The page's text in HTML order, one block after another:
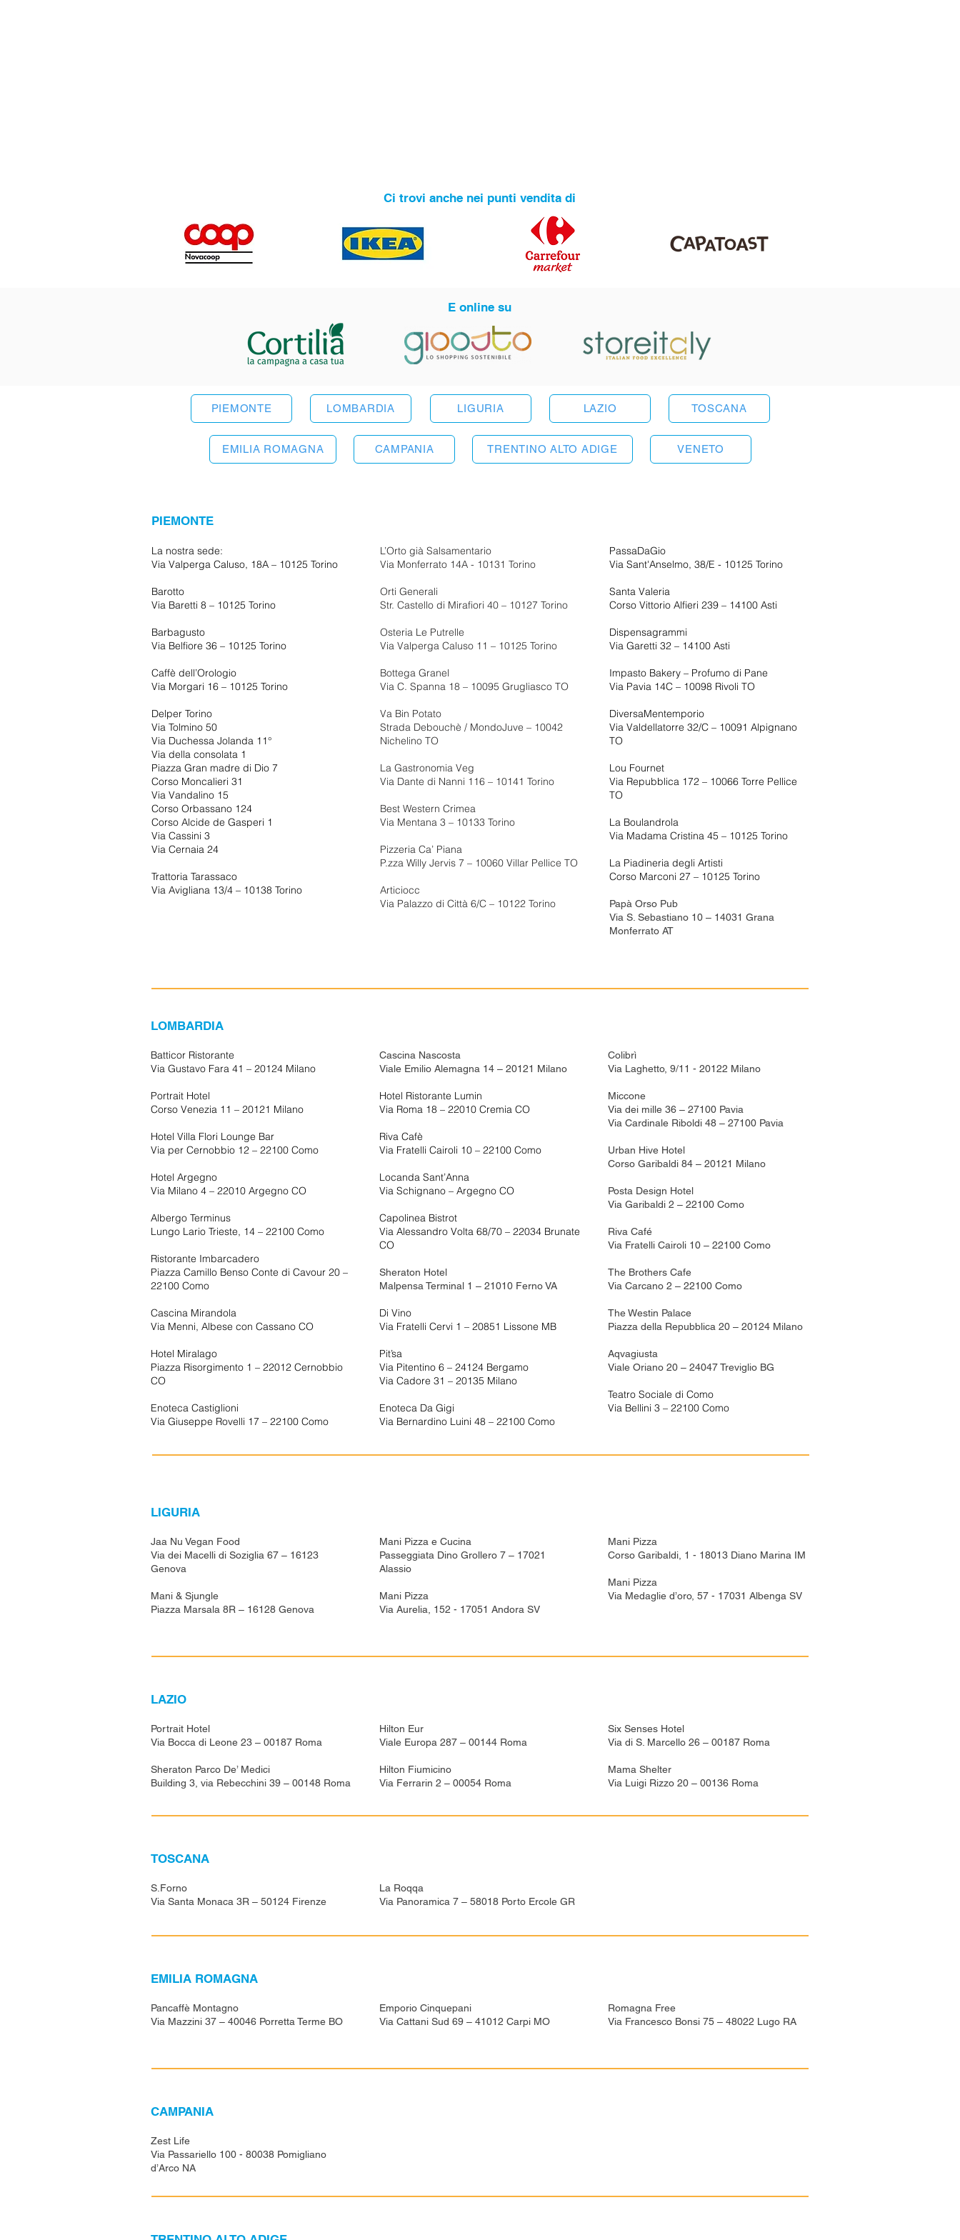
Ci trovi anche nei punti vendita di
E online su
PIEMONTE LOMBARDIA LIGURIA LAZIO TOSCANA
EMILIA ROMAGNA CAMPANIA TRENTINO ALTO ADIGE VENETO
PIEMONTE
La nostra sede:
Via Valperga Caluso, 18A – 10125 Torino
Barotto
Via Baretti 8 – 10125 Torino
Barbagusto
Via Belfiore 36 – 10125 Torino
Caffè dell’Orologio
Via Morgari 16 – 10125 Torino
Delper Torino
Via Tolmino 50
Via Duchessa Jolanda 11°
Via della consolata 1
Piazza Gran madre di Dio 7
Corso Moncalieri 31
Via Vandalino 15
Corso Orbassano 124
Corso Alcide de Gasperi 1
Via Cassini 3
Via Cernaia 24
Trattoria Tarassaco
Via Avigliana 13/4 – 10138 Torino
L’Orto già Salsamentario
Via Monferrato 14A - 10131 Torino
Orti Generali
Str. Castello di Mirafiori 40 – 10127 Torino
Osteria Le Putrelle
Via Valperga Caluso 11 – 10125 Torino
Bottega Granel
Via C. Spanna 18 – 10095 Grugliasco TO
Va Bin Potato
Strada Debouchè / MondoJuve – 10042
Nichelino TO
La Gastronomia Veg
Via Dante di Nanni 116 – 10141 Torino
Best Western Crimea
Via Mentana 3 – 10133 Torino
Pizzeria Ca’ Piana
P.zza Willy Jervis 7 – 10060 Villar Pellice TO
Articiocc
Via Palazzo di Città 6/C – 10122 Torino
PassaDaGio
Via Sant'Anselmo, 38/E - 10125 Torino
Santa Valeria
Corso Vittorio Alfieri 239 – 14100 Asti
Dispensagrammi
Via Garetti 32 – 14100 Asti
Impasto Bakery – Profumo di Pane
Via Pavia 14C – 10098 Rivoli TO
DiversaMentemporio
Via Valdellatorre 32/C – 10091 Alpignano
TO
Lou Fournet
Via Repubblica 172 – 10066 Torre Pellice
TO
La Boulandrola
Via Madama Cristina 45 – 10125 Torino
La Piadineria degli Artisti
Corso Marconi 27 – 10125 Torino
Papà Orso Pub
Via S. Sebastiano 10 – 14031 Grana
Monferrato AT
LOMBARDIA
Batticor Ristorante
Via Gustavo Fara 41 – 20124 Milano
Portrait Hotel
Corso Venezia 11 – 20121 Milano
Hotel Villa Flori Lounge Bar
Via per Cernobbio 12 – 22100 Como
Hotel Argegno
Via Milano 4 – 22010 Argegno CO
Albergo Terminus
Lungo Lario Trieste, 14 – 22100 Como
Ristorante Imbarcadero
Piazza Camillo Benso Conte di Cavour 20 –
22100 Como
Cascina Mirandola
Via Menni, Albese con Cassano CO
Hotel Miralago
Piazza Risorgimento 1 – 22012 Cernobbio
CO
Enoteca Castiglioni
Via Giuseppe Rovelli 17 – 22100 Como
Cascina Nascosta
Viale Emilio Alemagna 14 – 20121 Milano
Hotel Ristorante Lumin
Via Roma 18 – 22010 Cremia CO
Riva Cafè
Via Fratelli Cairoli 10 – 22100 Como
Locanda Sant’Anna
Via Schignano – Argegno CO
Capolinea Bistrot
Via Alessandro Volta 68/70 – 22034 Brunate
CO
Sheraton Hotel
Malpensa Terminal 1 – 21010 Ferno VA
Di Vino
Via Fratelli Cervi 1 – 20851 Lissone MB
Pit’sa
Via Pitentino 6 – 24124 Bergamo
Via Cadore 31 – 20135 Milano
Enoteca Da Gigi
Via Bernardino Luini 48 – 22100 Como
Colibrì
Via Laghetto, 9/11 - 20122 Milano
Miccone
Via dei mille 36 – 27100 Pavia
Via Cardinale Riboldi 48 – 27100 Pavia
Urban Hive Hotel
Corso Garibaldi 84 – 20121 Milano
Posta Design Hotel
Via Garibaldi 2 – 22100 Como
Riva Café
Via Fratelli Cairoli 10 – 22100 Como
The Brothers Cafe
Via Carcano 2 – 22100 Como
The Westin Palace
Piazza della Repubblica 20 – 20124 Milano
Aqvagiusta
Viale Oriano 20 – 24047 Treviglio BG
Teatro Sociale di Como
Via Bellini 3 – 22100 Como
LIGURIA
Jaa Nu Vegan Food
Via dei Macelli di Soziglia 67 – 16123
Genova
Mani & Sjungle
Piazza Marsala 8R – 16128 Genova
Mani Pizza e Cucina
Passeggiata Dino Grollero 7 – 17021
Alassio
Mani Pizza
Via Aurelia, 152 - 17051 Andora SV
Mani Pizza
Corso Garibaldi, 1 - 18013 Diano Marina IM
Mani Pizza
Via Medaglie d’oro, 57 - 17031 Albenga SV
LAZIO
Portrait Hotel
Via Bocca di Leone 23 – 00187 Roma
Sheraton Parco De’ Medici
Building 3, via Rebecchini 39 – 00148 Roma
Hilton Eur
Viale Europa 287 – 00144 Roma
Hilton Fiumicino
Via Ferrarin 2 – 00054 Roma
Six Senses Hotel
Via di S. Marcello 26 – 00187 Roma
Mama Shelter
Via Luigi Rizzo 20 – 00136 Roma
TOSCANA
S.Forno
Via Santa Monaca 3R – 50124 Firenze
La Roqqa
Via Panoramica 7 – 58018 Porto Ercole GR
EMILIA ROMAGNA
Pancaffè Montagno
Via Mazzini 37 – 40046 Porretta Terme BO
Emporio Cinquepani
Via Cattani Sud 69 – 41012 Carpi MO
Romagna Free
Via Francesco Bonsi 75 – 48022 Lugo RA
CAMPANIA
Zest Life
Via Passariello 100 - 80038 Pomigliano
d’Arco NA